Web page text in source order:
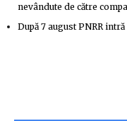
nevândute de către
După 7 august PNRR